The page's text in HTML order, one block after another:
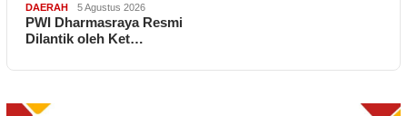
DAERAH 5 Agustus 2026
PWI Dharmasraya Resmi
Dilantik oleh Ket…